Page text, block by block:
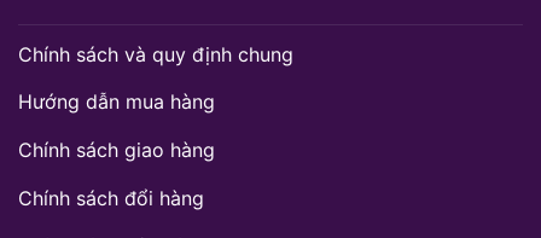
Chính sách và quy định chung
Hướng dẫn mua hàng
Chính sách giao hàng
Chính sách đổi hàng